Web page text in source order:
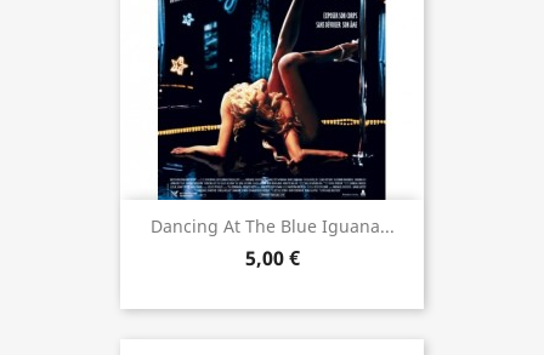
Dancing At The Blue Iguana...
5,00 €